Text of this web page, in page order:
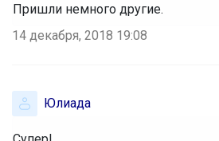
Пришли немного другие.
14 декабря, 2018 19:08
Юлиада